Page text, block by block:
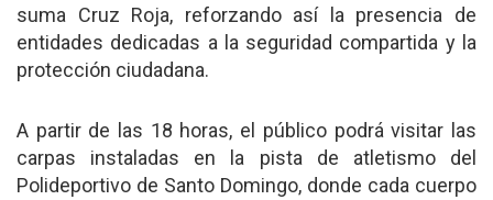
suma Cruz Roja, reforzando así la presencia de
entidades dedicadas a la seguridad compartida y la
protección ciudadana.
A partir de las 18 horas, el público podrá visitar las
carpas instaladas en la pista de atletismo del
Polideportivo de Santo Domingo, donde cada cuerpo